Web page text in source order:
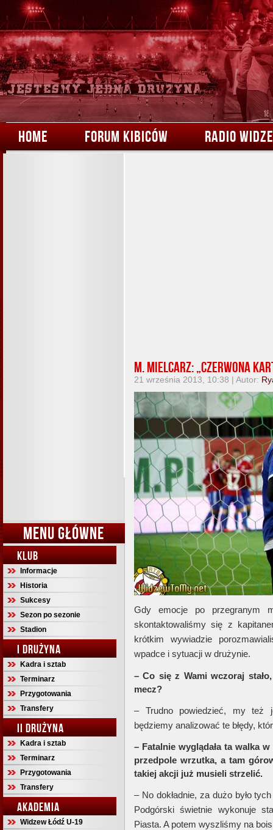
HOME FORUM KIBICÓW RADIO
MENU GŁÓWNE
KLUB
Informacje
Historia
Sukcesy
Sezon po sezonie
Stadion
I DRUŻYNA
Kadra i sztab
Terminarz
Przygotowania
Transfery
II DRUŻYNA
Kadra i sztab
Terminarz
Przygotowania
Transfery
AKADEMIA
Widzew Łódź U-19
M. Mielcarz: „Czerwona
21 września 2013, 10:38 | Autor:
Gdy emocje po przegranym
skontaktowaliśmy się z
krótkim wywiadzie
wpadce i sytuacji w drużynie.
– Co się z Wami wczoraj
mecz?
– Trudno powiedzieć, my też
będziemy analizować te błędy,
– Fatalnie wyglądała ta walka
przedpole wrzutka, a tam
takiej akcji już musieli strzelić.
– No dokładnie, za dużo było
Podgórski świetnie wykonuje
Piasta. A potem wyszliśmy na